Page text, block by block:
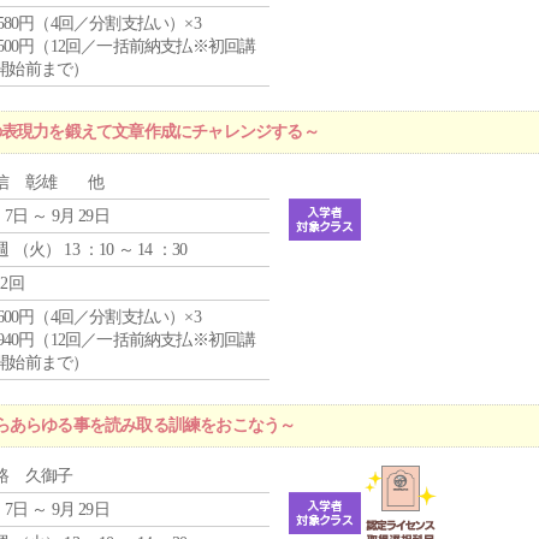
円（4回／分割支払い）×3
円（12回／一括前納支払※初回講
始前まで）
現力を鍛えて文章作成にチャレンジする～
彰雄 他
7日 ～ 9月 29日
（火 ） 13 ：10 ～ 14 ：30
回
円（4回／分割支払い）×3
円（12回／一括前納支払※初回講
始前まで）
らゆる事を読み取る訓練をおこなう～
久御子
7日 ～ 9月 29日